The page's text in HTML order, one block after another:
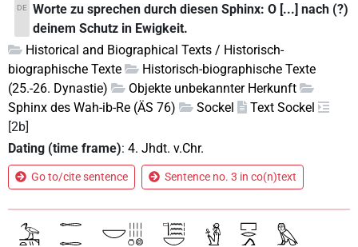
DE Worte zu sprechen durch diesen Sphinx: O [...] nach (?)
deinem Schutz in Ewigkeit.
Historical and Biographical Texts / Historisch-
biographische Texte
Historisch-biographische Texte
(25.-26. Dynastie)
Objekte unbekannter Herkunft
Sphinx des Wah-ib-Re (ÄS 76)
Sockel
Text Sockel
[2b]
Dating (time frame): 4. Jhdt. v.Chr.
Go to/cite sentence Sentence no. 3 in co(n)text